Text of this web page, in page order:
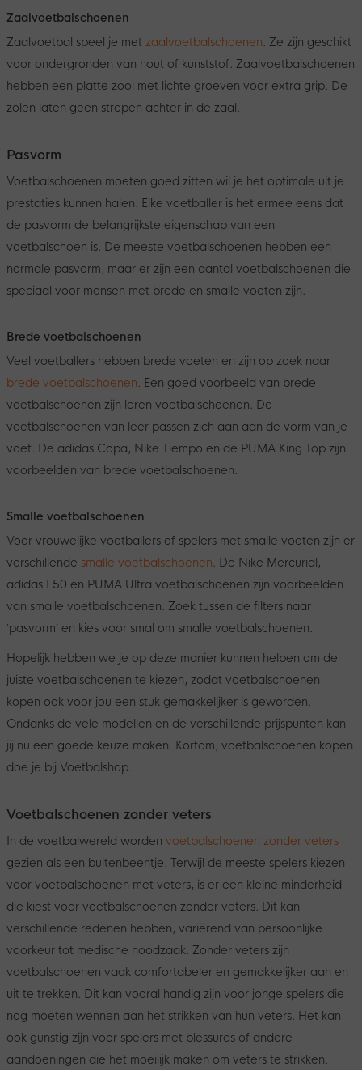
Zaalvoetbalschoenen
Zaalvoetbal speel je met zaalvoetbalschoenen. Ze zijn geschikt
voor ondergronden van hout of kunststof. Zaalvoetbalschoenen
hebben een platte zool met lichte groeven voor extra grip. De
zolen laten geen strepen achter in de zaal.
Pasvorm
Voetbalschoenen moeten goed zitten wil je het optimale uit je
prestaties kunnen halen. Elke voetballer is het ermee eens dat
de pasvorm de belangrijkste eigenschap van een
voetbalschoen is. De meeste voetbalschoenen hebben een
normale pasvorm, maar er zijn een aantal voetbalschoenen die
speciaal voor mensen met brede en smalle voeten zijn.
Brede voetbalschoenen
Veel voetballers hebben brede voeten en zijn op zoek naar
brede voetbalschoenen. Een goed voorbeeld van brede
voetbalschoenen zijn leren voetbalschoenen. De
voetbalschoenen van leer passen zich aan aan de vorm van je
voet. De adidas Copa, Nike Tiempo en de PUMA King Top zijn
voorbeelden van brede voetbalschoenen.
Smalle voetbalschoenen
Voor vrouwelijke voetballers of spelers met smalle voeten zijn er
verschillende smalle voetbalschoenen. De Nike Mercurial,
adidas F50 en PUMA Ultra voetbalschoenen zijn voorbeelden
van smalle voetbalschoenen. Zoek tussen de filters naar
‘pasvorm’ en kies voor smal om smalle voetbalschoenen.
Hopelijk hebben we je op deze manier kunnen helpen om de
juiste voetbalschoenen te kiezen, zodat voetbalschoenen
kopen ook voor jou een stuk gemakkelijker is geworden.
Ondanks de vele modellen en de verschillende prijspunten kan
jij nu een goede keuze maken. Kortom, voetbalschoenen kopen
doe je bij Voetbalshop.
Voetbalschoenen zonder veters
In de voetbalwereld worden voetbalschoenen zonder veters
gezien als een buitenbeentje. Terwijl de meeste spelers kiezen
voor voetbalschoenen met veters, is er een kleine minderheid
die kiest voor voetbalschoenen zonder veters. Dit kan
verschillende redenen hebben, variërend van persoonlijke
voorkeur tot medische noodzaak. Zonder veters zijn
voetbalschoenen vaak comfortabeler en gemakkelijker aan en
uit te trekken. Dit kan vooral handig zijn voor jonge spelers die
nog moeten wennen aan het strikken van hun veters. Het kan
ook gunstig zijn voor spelers met blessures of andere
aandoeningen die het moeilijk maken om veters te strikken.